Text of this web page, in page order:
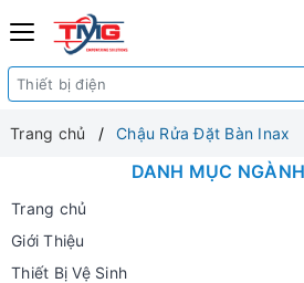
Trang chủ Chậu Rửa Đặt Bàn Inax
DANH MỤC
Trang chủ
Giới Thiệu
Thiết Bị Vệ Sinh